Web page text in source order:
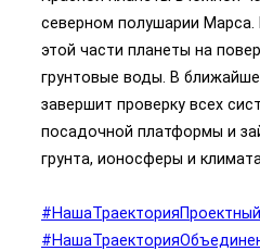
северном полушарии Марса.
этой части планеты на
грунтовые воды. В
завершит проверку всех
посадочной платформы и
грунта, ионосферы и климата.